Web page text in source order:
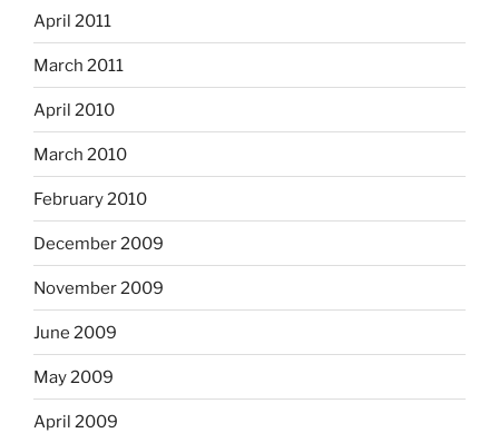
April 2011
March 2011
April 2010
March 2010
February 2010
December 2009
November 2009
June 2009
May 2009
April 2009